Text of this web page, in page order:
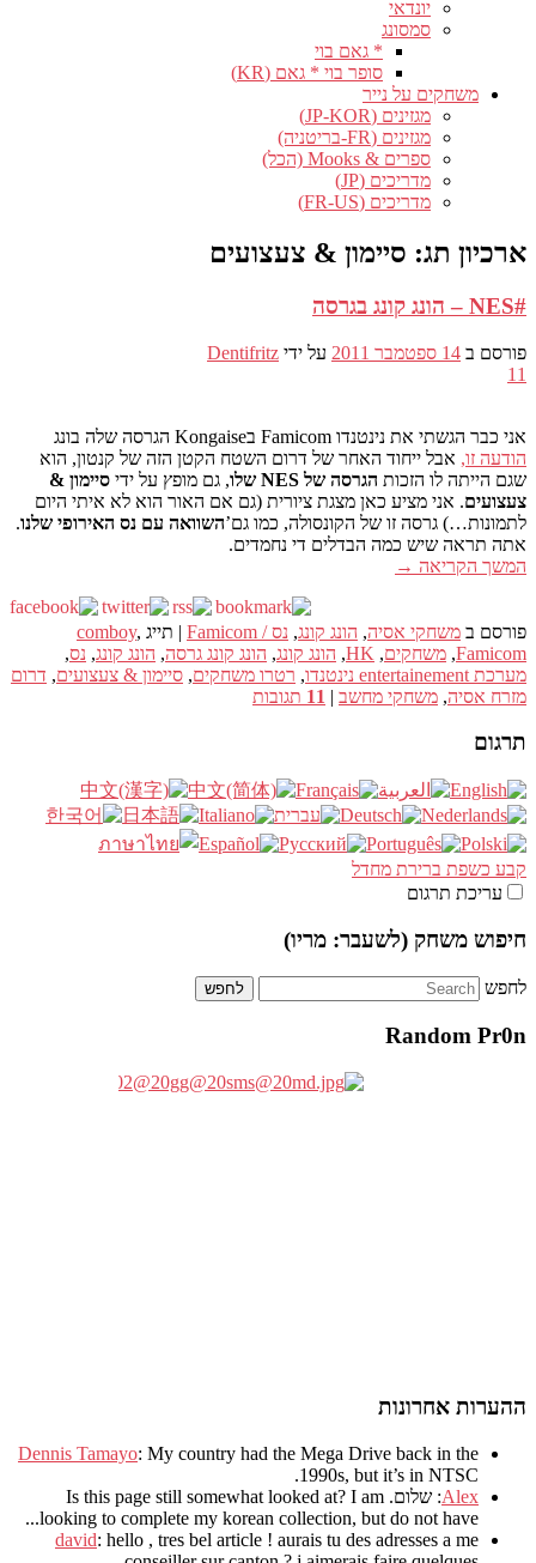
יונדאי
סמסונג
* גאם בוי
סופר בוי * גאם (KR)
משחקים על נייר
מגזינים (JP-KOR)
מגזינים (FR-בריטניה)
ספרים & Mooks (הכל)
מדריכים (JP)
מדריכים (FR-US)
ארכיון תג: סיימון & צעצועים
#NES – הונג קונג בגרסה
פורסם ב 14 ספטמבר 2011 על ידי Dentifritz
11
אני כבר הגשתי את נינטנדו Famicom בKongaise הגרסה שלה בונג
הודעה זו, אבל ייחוד האחר של דרום השטח הקטן הזה של קנטון, הוא
שגם הייתה לו הזכות הגרסה של NES שלו , גם מופץ על ידי סיימון &
צעצועים. אני מציע כאן מצגת ציורית (גם אם האור הוא לא איתי היום
לתמונות…) גרסה זו של הקונסולה, כמו גם’השוואה עם נס האירופי שלנו.
אתה תראה שיש כמה הבדלים די נחמדים.
המשך הקריאה →
פורסם ב משחקי אסיה, הונג קונג, נס / Famicom | תייג comboy,
Famicom
, משחקים,
HK
, הונג קונג, הונג קונג גרסה, הונג קונג, נס,
מערכת entertainement נינטנדו
, רטרו משחקים, סיימון & צעצועים, דרום
מזרח אסיה, משחקי מחשב |
11 תגובות
תרגום
קבע כשפת ברירת מחדל
עריכת תרגום
חיפוש משחק (לשעבר: מריו)
לחפש
Random Pr0n
ההערות אחרונות
Dennis Tamayo: My country had the Mega Drive back in the
1990s, but it’s in NTSC
.
Alex: שלום. Is this page still somewhat looked at? I am
looking to complete my korean collection, but do not have..
.
david: hello , tres bel article ! aurais tu des adresses a me